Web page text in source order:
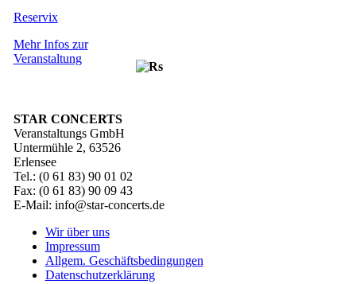
Reservix
Mehr Infos zur
Veranstaltung
STAR CONCERTS
Veranstaltungs GmbH
Untermühle 2, 63526
Erlensee
Tel.: (0 61 83) 90 01 02
Fax: (0 61 83) 90 09 43
E-Mail: info@star-concerts.de
Wir über uns
Impressum
Allgem. Geschäftsbedingungen
Datenschutzerklärung